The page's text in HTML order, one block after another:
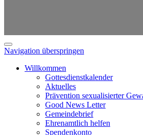
Navigation überspringen
Willkommen
Gottesdienstkalender
Aktuelles
Prävention sexualisierter
Good News Letter
Gemeindebrief
Ehrenamtlich helfen
Spendenkonto